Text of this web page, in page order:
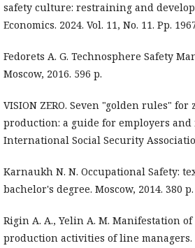
safety culture: restraining and
Economics. 2024. Vol. 11, No. 11. Pp.
Fedorets A. G. Technosphere Safety
Moscow, 2016. 596 p.
VISION ZERO. Seven "golden rules"
production: a guide for employers and
International Social Security
Karnaukh N. N. Occupational Safety:
bachelor's degree. Moscow, 2014. 380 p.
Rigin A. A., Yelin A. M. Manifestation
production activities of line